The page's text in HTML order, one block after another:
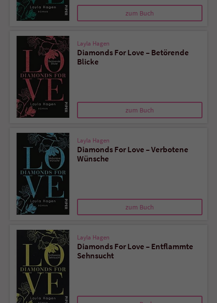
zum Buch
Layla Hagen
Diamonds For Love – Betörende
Blicke
zum Buch
Layla Hagen
Diamonds For Love – Verbotene
Wünsche
zum Buch
Layla Hagen
Diamonds For Love – Entflammte
Sehnsucht